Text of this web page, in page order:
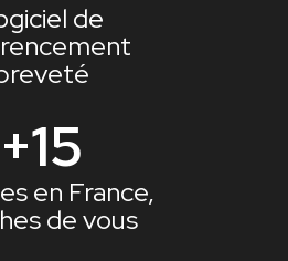
de
+15
en France,
de vous